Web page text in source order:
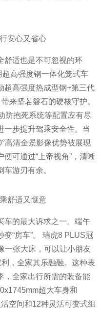
安心又省心
舒适也是不可忽视的环
高强度钢一体化笼式车
超高强度热成型钢+第三代
来坚若磐石的硬核守护。
防抱死系统等配置应有尽
一步提升驾乘安全性。当
高清全景影像优势被展现
可通过“上帝视角”，清晰
游刃有余。
舒适又惬意
车的最大诉求之一。端午
“房车”。 瑞虎8 PLUS冠
一张大床，可以让小朋友
，全家其乐融融。这种表
，全家出行所需的装备能
超大车身和
空间和12种灵活可变式组